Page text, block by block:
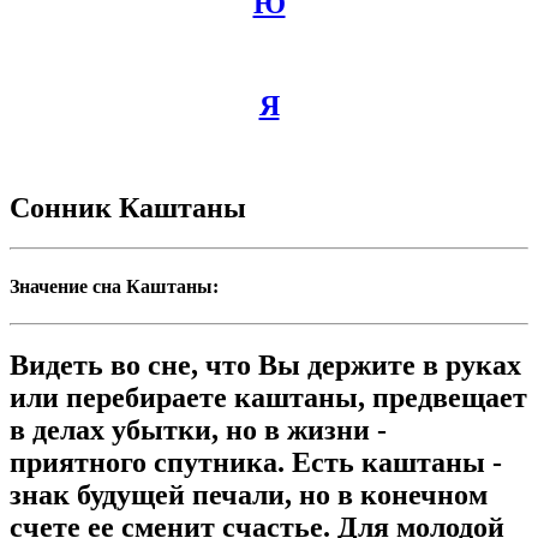
Я
Сонник Каштаны
Значение сна Каштаны:
Видеть во сне, что Вы держите в руках
или перебираете каштаны, предвещает
в делах убытки, но в жизни -
приятного спутника. Есть каштаны -
знак будущей печали, но в конечном
счете еe сменит счастье. Для молодой